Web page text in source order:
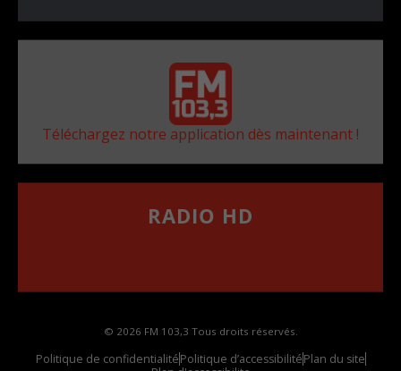
Téléchargez notre application dès maintenant !
RADIO HD
© 2026 FM 103,3 Tous droits réservés.
Politique de confidentialitéPolitique d’accessibilitéPlan du site